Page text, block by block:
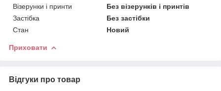
Візерунки і принти
Без візерунків і принтів
Застібка
Без застібки
Стан
Новий
Приховати
Відгуки про товар